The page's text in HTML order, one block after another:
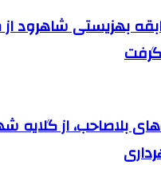
بهزیستی شاهرود از
گرفت
بلاصاحب، از گلایه